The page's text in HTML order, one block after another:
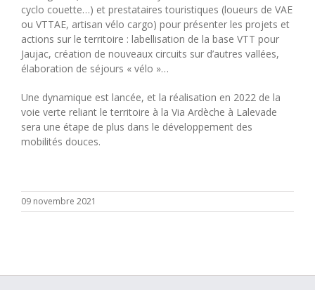
cyclo couette…) et prestataires touristiques (loueurs de VAE
ou VTTAE, artisan vélo cargo) pour présenter les projets et
actions sur le territoire : labellisation de la base VTT pour
Jaujac, création de nouveaux circuits sur d’autres vallées,
élaboration de séjours « vélo »…
Une dynamique est lancée, et la réalisation en 2022 de la
voie verte reliant le territoire à la Via Ardèche à Lalevade
sera une étape de plus dans le développement des
mobilités douces.
09 novembre 2021